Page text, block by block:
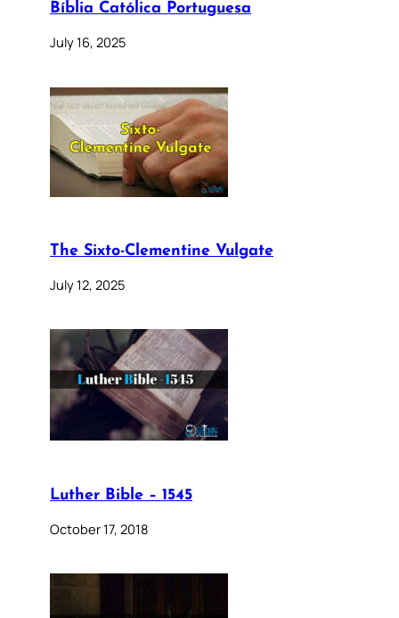
Bíblia Católica Portuguesa
July 16, 2025
The Sixto-Clementine Vulgate
July 12, 2025
Luther Bible – 1545
October 17, 2018